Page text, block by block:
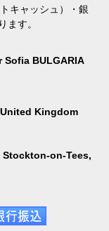
キャッシュ）・銀
ます。
BULGARIA
Kingdom
on-Tees,